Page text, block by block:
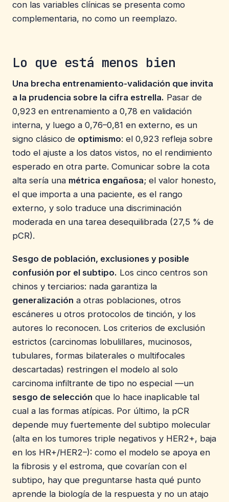
con las variables clínicas se presenta como
complementaria, no como un reemplazo.
Lo que está menos bien
Una brecha entrenamiento-validación que invita
a la prudencia sobre la cifra estrella. Pasar de
0,923 en entrenamiento a 0,78 en validación
interna, y luego a 0,76–0,81 en externo, es un
signo clásico de optimismo: el 0,923 refleja sobre
todo el ajuste a los datos vistos, no el rendimiento
esperado en otra parte. Comunicar sobre la cota
alta sería una métrica engañosa; el valor honesto,
el que importa a una paciente, es el rango
externo, y solo traduce una discriminación
moderada en una tarea desequilibrada (27,5 % de
pCR).
Sesgo de población, exclusiones y posible
confusión por el subtipo. Los cinco centros son
chinos y terciarios: nada garantiza la
generalización a otras poblaciones, otros
escáneres u otros protocolos de tinción, y los
autores lo reconocen. Los criterios de exclusión
estrictos (carcinomas lobulillares, mucinosos,
tubulares, formas bilaterales o multifocales
descartadas) restringen el modelo al solo
carcinoma infiltrante de tipo no especial —un
sesgo de selección que lo hace inaplicable tal
cual a las formas atípicas. Por último, la pCR
depende muy fuertemente del subtipo molecular
(alta en los tumores triple negativos y HER2+, baja
en los HR+/HER2–): como el modelo se apoya en
la fibrosis y el estroma, que covarían con el
subtipo, hay que preguntarse hasta qué punto
aprende la biología de la respuesta y no un atajo